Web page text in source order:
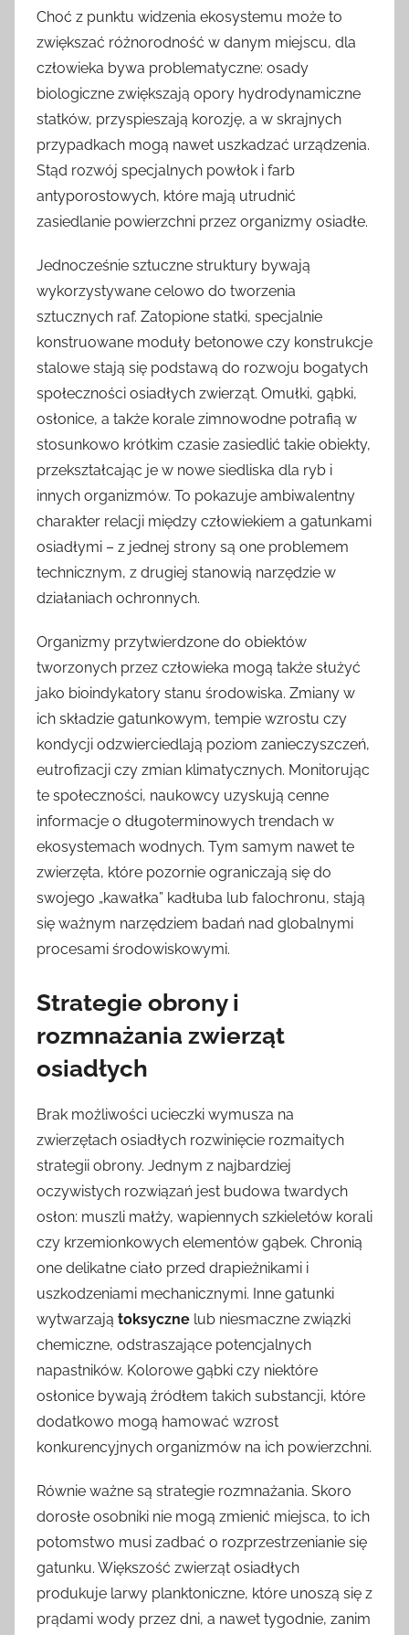
Choć z punktu widzenia ekosystemu może to
zwiększać różnorodność w danym miejscu, dla
człowieka bywa problematyczne: osady
biologiczne zwiększają opory hydrodynamiczne
statków, przyspieszają korozję, a w skrajnych
przypadkach mogą nawet uszkadzać urządzenia.
Stąd rozwój specjalnych powłok i farb
antyporostowych, które mają utrudnić
zasiedlanie powierzchni przez organizmy osiadłe.
Jednocześnie sztuczne struktury bywają
wykorzystywane celowo do tworzenia
sztucznych raf. Zatopione statki, specjalnie
konstruowane moduły betonowe czy konstrukcje
stalowe stają się podstawą do rozwoju bogatych
społeczności osiadłych zwierząt. Omułki, gąbki,
osłonice, a także korale zimnowodne potrafią w
stosunkowo krótkim czasie zasiedlić takie obiekty,
przekształcając je w nowe siedliska dla ryb i
innych organizmów. To pokazuje ambiwalentny
charakter relacji między człowiekiem a gatunkami
osiadłymi – z jednej strony są one problemem
technicznym, z drugiej stanowią narzędzie w
działaniach ochronnych.
Organizmy przytwierdzone do obiektów
tworzonych przez człowieka mogą także służyć
jako bioindykatory stanu środowiska. Zmiany w
ich składzie gatunkowym, tempie wzrostu czy
kondycji odzwierciedlają poziom zanieczyszczeń,
eutrofizacji czy zmian klimatycznych. Monitorując
te społeczności, naukowcy uzyskują cenne
informacje o długoterminowych trendach w
ekosystemach wodnych. Tym samym nawet te
zwierzęta, które pozornie ograniczają się do
swojego „kawałka” kadłuba lub falochronu, stają
się ważnym narzędziem badań nad globalnymi
procesami środowiskowymi.
Strategie obrony i
rozmnażania zwierząt
osiadłych
Brak możliwości ucieczki wymusza na
zwierzętach osiadłych rozwinięcie rozmaitych
strategii obrony. Jednym z najbardziej
oczywistych rozwiązań jest budowa twardych
osłon: muszli małży, wapiennych szkieletów korali
czy krzemionkowych elementów gąbek. Chronią
one delikatne ciało przed drapieżnikami i
uszkodzeniami mechanicznymi. Inne gatunki
wytwarzają toksyczne lub niesmaczne związki
chemiczne, odstraszające potencjalnych
napastników. Kolorowe gąbki czy niektóre
osłonice bywają źródłem takich substancji, które
dodatkowo mogą hamować wzrost
konkurencyjnych organizmów na ich powierzchni.
Równie ważne są strategie rozmnażania. Skoro
dorosłe osobniki nie mogą zmienić miejsca, to ich
potomstwo musi zadbać o rozprzestrzenianie się
gatunku. Większość zwierząt osiadłych
produkuje larwy planktoniczne, które unoszą się z
prądami wody przez dni, a nawet tygodnie, zanim